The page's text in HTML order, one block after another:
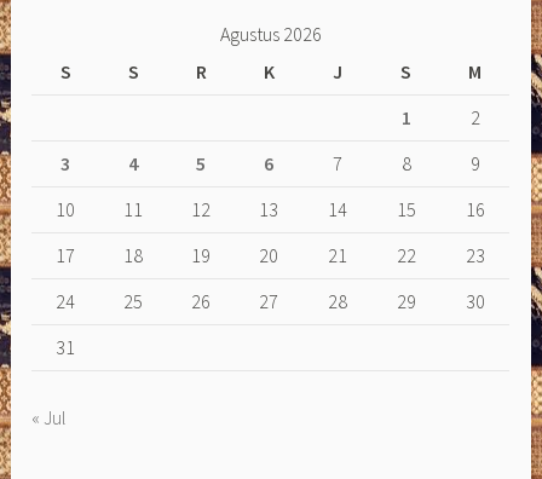
Agustus 2026
S
S R K J S
M
1
2
3
4 5 6 7 8
9
10
11 12 13 14 15
16
17
18 19 20 21 22
23
24
25 26 27 28 29
30
31
« Jul